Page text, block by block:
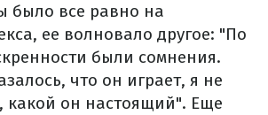
было все равно на
ее волновало другое: "По
были сомнения.
что он играет, я не
какой он настоящий". Еще